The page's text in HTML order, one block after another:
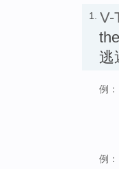
1. V-
逃
例：
例：